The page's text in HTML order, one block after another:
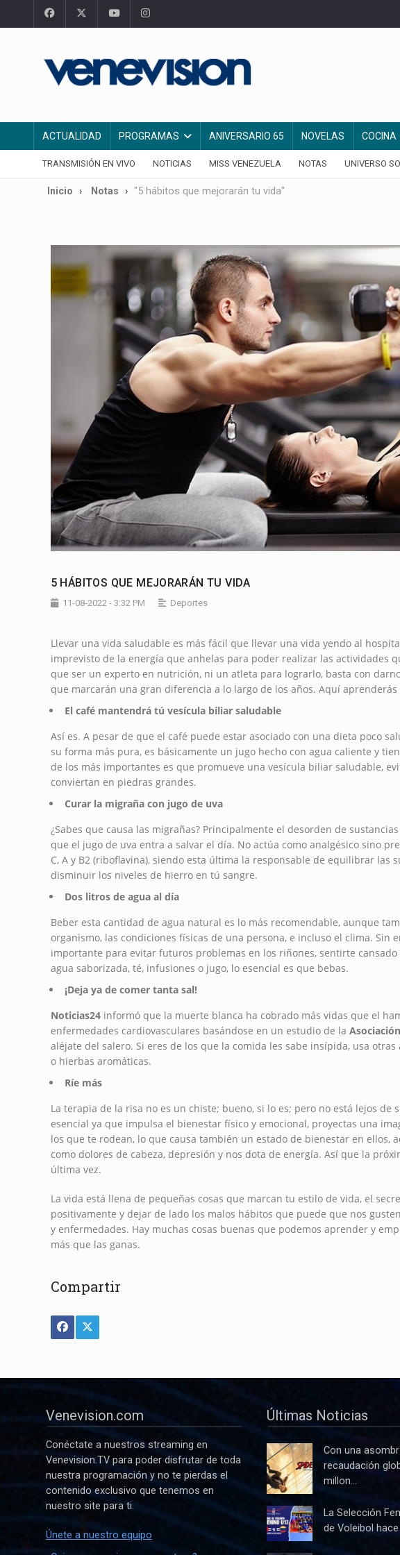
ACTUALIDAD PROGRAMAS ANIVERSARIO 65 NOVELAS COCINA
TRANSMISIÓN EN VIVO NOTICIAS MISS VENEZUELA NOTAS UNIVERSO
Inicio Notas "5 hábitos que mejorarán tu vida"
5 HÁBITOS QUE MEJORARÁN TU VIDA
11-08-2022 - 3:32 PM Deportes
Llevar una vida saludable es más fácil que llevar una vida yendo al
imprevisto de la energía que anhelas para poder realizar las actividades
que ser un experto en nutrición, ni un atleta para lograrlo, basta con
que marcarán una gran diferencia a lo largo de los años. Aquí
El café mantendrá tú vesícula biliar saludable
Así es. A pesar de que el café puede estar asociado con una dieta poco
su forma más pura, es básicamente un jugo hecho con agua caliente y
de los más importantes es que promueve una vesícula biliar saludable,
conviertan en piedras grandes.
Curar la migraña con jugo de uva
¿Sabes que causa las migrañas? Principalmente el desorden de
que el jugo de uva entra a salvar el día. No actúa como analgésico sino
C, A y B2 (riboflavina), siendo esta última la responsable de equilibrar las
disminuir los niveles de hierro en tú sangre.
Dos litros de agua al día
Beber esta cantidad de agua natural es lo más recomendable, aunque
organismo, las condiciones físicas de una persona, e incluso el clima. Sin
importante para evitar futuros problemas en los riñones, sentirte
agua saborizada, té, infusiones o jugo, lo esencial es que bebas.
¡Deja ya de comer tanta sal!
Noticias24informó que la muerte blanca ha cobrado más vidas que el
enfermedades cardiovasculares basándose en un estudio de la
aléjate del salero. Si eres de los que la comida les sabe insípida, usa
o hierbas aromáticas.
Ríe más
La terapia de la risa no es un chiste; bueno, si lo es; pero no está lejos de
esencial ya que impulsa el bienestar físico y emocional, proyectas una
los que te rodean, lo que causa también un estado de bienestar en ellos,
como dolores de cabeza, depresión y nos dota de energía. Así que la
última vez.
La vida está llena de pequeñas cosas que marcan tu estilo de vida, el
positivamente y dejar de lado los malos hábitos que puede que nos
y enfermedades. Hay muchas cosas buenas que podemos aprender y
más que las ganas.
Compartir
Venevision.com
Conéctate a nuestros streaming en
Venevision.TV para poder disfrutar de toda
nuestra programación y no te pierdas el
contenido exclusivo que tenemos en
nuestro site para ti.
Únete a nuestro equipo
Últimas Noticias
Con una
recaudación
millon...
La Selección
de Voleibol hace